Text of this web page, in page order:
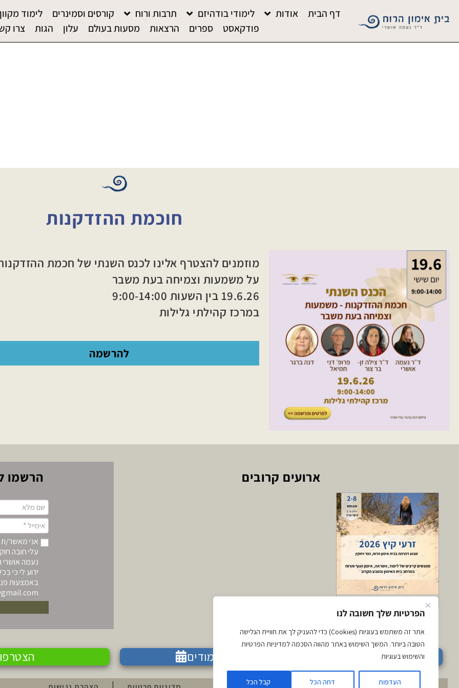
הפרטיות שלך חשובה לנו
אתר זה משתמש בעוגיות (Cookies) כדי להעניק לך את חוויית הגלישה
הטובה ביותר. המשך השימוש באתר מהווה הסכמה למדיניות הפרטיות
והשימוש בעוגיות
העדפות דחה הכל קבל הכל
דף הבית אודות לימודי בודהיזם תרבות ורוח קורסים וסמינרים
לימוד
פודקאסט
ספרים הרצאות מסעות בעולם עלון הגות צרו
חוכמת ההזדקנות
מוזמנים להצטרף אלינו לכנס השנתי של חכמת ההזדקנות
על משמעות וצמיחה בעת משבר
19.6.26 בין השעות 9:00-14:00
במרכז קהילתי גלילות
להרשמה
ארועים קרובים הרשמו
אני מאשר/ת
עלי חובה
נעמה אושרי
ידוע לי כי
באמצעות
לתאום שיחת יעוץ לקראת הרשמה ללימודים